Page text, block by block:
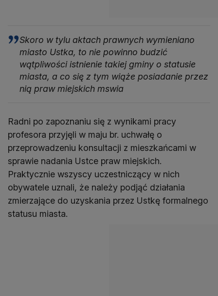
Skoro w tylu aktach prawnych wymieniano
miasto Ustka, to nie powinno budzić
wątpliwości istnienie takiej gminy o statusie
miasta, a co się z tym wiąże posiadanie przez
nią praw miejskich mswia
Radni po zapoznaniu się z wynikami pracy
profesora przyjęli w maju br. uchwałę o
przeprowadzeniu konsultacji z mieszkańcami w
sprawie nadania Ustce praw miejskich.
Praktycznie wszyscy uczestniczący w nich
obywatele uznali, że należy podjąć działania
zmierzające do uzyskania przez Ustkę formalnego
statusu miasta.